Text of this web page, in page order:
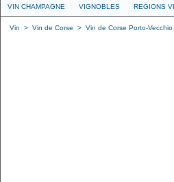
VIN CHAMPAGNE VIGNOBLES REGIONS
Vin > Vin de Corse > Vin de Corse Porto-Vecchio